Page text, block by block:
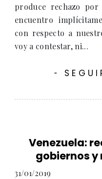
produce rechazo por
encuentro
con respecto a
voy a contestar, ni...
-
Venezuela:
gobiernos y
31/01/2019